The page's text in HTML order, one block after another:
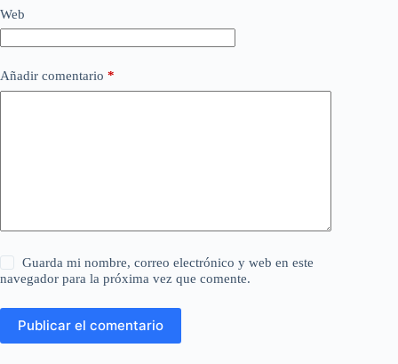
Web
Añadir comentario *
Guarda mi nombre, correo electrónico y web en este
navegador para la próxima vez que comente.
Publicar el comentario